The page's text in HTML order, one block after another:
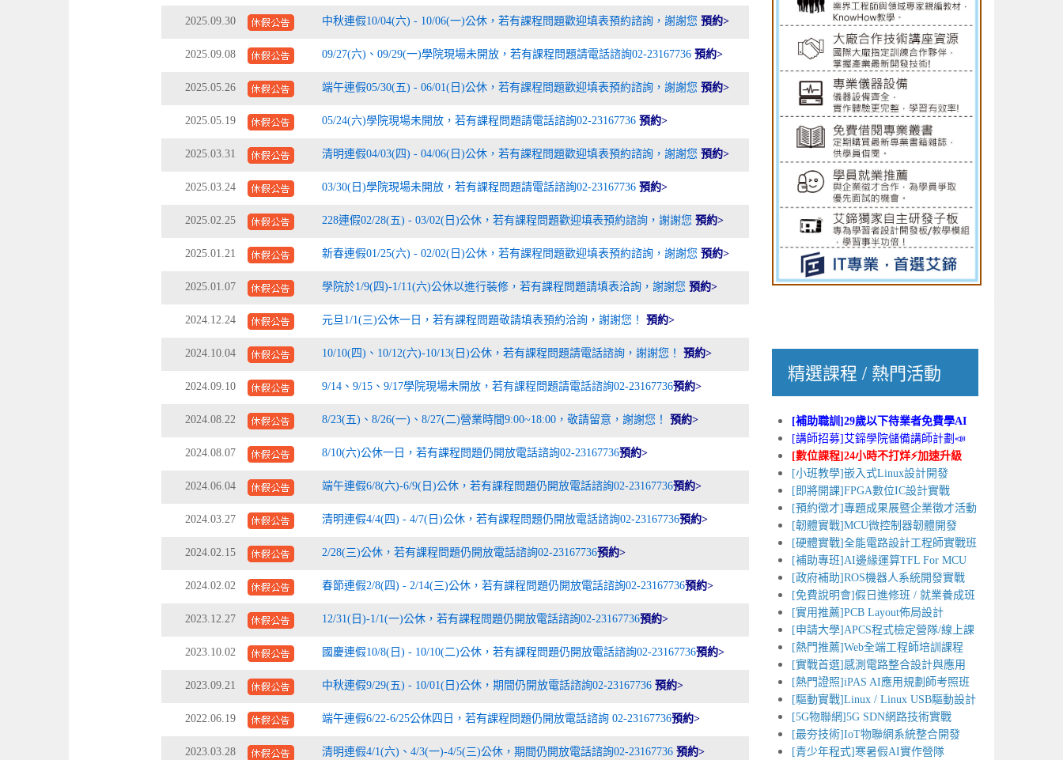
2025.09.30 中秋連假10/04(六) - 10/06(一)公休，若有課程問題歡迎填表預約諮詢，謝謝您 預約>
2025.09.08 09/27(六)、09/29(一)學院現場未開放，若有課程問題請電話諮詢02-23167736 預約>
2025.05.26 端午連假05/30(五) - 06/01(日)公休，若有課程問題歡迎填表預約諮詢，謝謝您 預約>
2025.05.19 05/24(六)學院現場未開放，若有課程問題請電話諮詢02-23167736 預約>
2025.03.31 清明連假04/03(四) - 04/06(日)公休，若有課程問題歡迎填表預約諮詢，謝謝您 預約>
2025.03.24 03/30(日)學院現場未開放，若有課程問題請電話諮詢02-23167736 預約>
2025.02.25 228連假02/28(五) - 03/02(日)公休，若有課程問題歡迎填表預約諮詢，謝謝您 預約>
2025.01.21 新春連假01/25(六) - 02/02(日)公休，若有課程問題歡迎填表預約諮詢，謝謝您 預約>
2025.01.07 學院於1/9(四)-1/11(六)公休以進行裝修，若有課程問題請填表洽詢，謝謝您 預約>
2024.12.24 元旦1/1(三)公休一日，若有課程問題敬請填表預約洽詢，謝謝您！ 預約>
2024.10.04 10/10(四)、10/12(六)-10/13(日)公休，若有課程問題請電話諮詢，謝謝您！ 預約>
2024.09.10 9/14、9/15、9/17學院現場未開放，若有課程問題請電話諮詢02-23167736預約>
2024.08.22 8/23(五)、8/26(一)、8/27(二)營業時間9:00~18:00，敬請留意，謝謝您！ 預約>
2024.08.07 8/10(六)公休一日，若有課程問題仍開放電話諮詢02-23167736預約>
2024.06.04 端午連假6/8(六)-6/9(日)公休，若有課程問題仍開放電話諮詢02-23167736預約>
2024.03.27 清明連假4/4(四) - 4/7(日)公休，若有課程問題仍開放電話諮詢02-23167736預約>
2024.02.15 2/28(三)公休，若有課程問題仍開放電話諮詢02-23167736預約>
2024.02.02 春節連假2/8(四) - 2/14(三)公休，若有課程問題仍開放電話諮詢02-23167736預約>
2023.12.27 12/31(日)-1/1(一)公休，若有課程問題仍開放電話諮詢02-23167736預約>
2023.10.02 國慶連假10/8(日) - 10/10(二)公休，若有課程問題仍開放電話諮詢02-23167736預約>
2023.09.21 中秋連假9/29(五) - 10/01(日)公休，期間仍開放電話諮詢02-23167736 預約>
2022.06.19 端午連假6/22-6/25公休四日，若有課程問題仍開放電話諮詢 02-23167736預約>
2023.03.28 清明連假4/1(六)、4/3(一)-4/5(三)公休，期間仍開放電話諮詢02-23167736 預約>
精選課程 / 熱門活動
[補助職訓]29歲以下待業者免費學AI
[講師招募]艾鍗學院儲備講師計劃📣
[數位課程]24小時不打烊⚡加速升級
[小班教學]嵌入式Linux設計開發
[即將開課]FPGA數位IC設計實戰
[預約徵才]專題成果展暨企業徵才活動
[韌體實戰]MCU微控制器韌體開發
[硬體實戰]全能電路設計工程師實戰班
[補助專班]AI邊緣運算TFL For MCU
[政府補助]ROS機器人系統開發實戰
[免費說明會]假日進修班 / 就業養成班
[實用推薦]PCB Layout佈局設計
[申請大學]APCS程式檢定營隊/線上課
[熱門推薦]Web全端工程師培訓課程
[實戰首選]感測電路整合設計與應用
[熱門證照]iPAS AI應用規劃師考照班
[驅動實戰]Linux / Linux USB驅動設計
[5G物聯網]5G SDN網路技術實戰
[最夯技術]IoT物聯網系統整合開發
[青少年程式]寒暑假AI實作營隊